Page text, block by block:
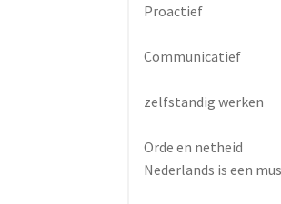
Proactief
Communicatief
zelfstandig werken
Orde en netheid
Nederlands is een